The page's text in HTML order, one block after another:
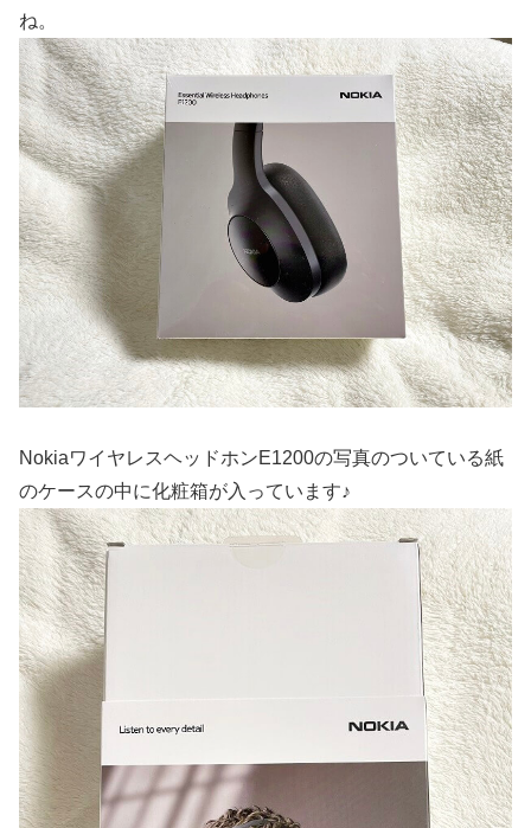
ね。
NokiaワイヤレスヘッドホンE1200の写真のついている紙
のケースの中に化粧箱が入っています♪